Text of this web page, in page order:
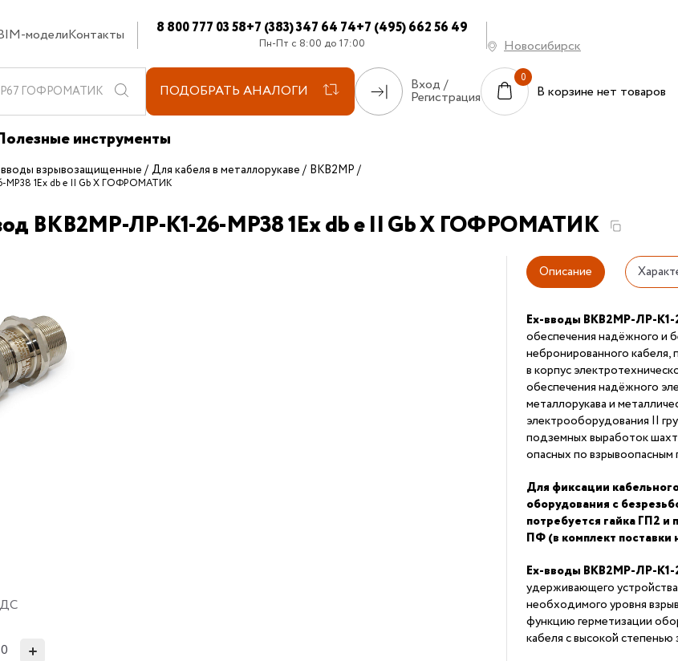
моделиКонтакты 8 800 777 03 58+7 (383) 347 64 74+7 (495) 662 56 49
Пн-Пт с 8:00 до 17:00 Новосибирск
ПОДОБРАТЬ АНАЛОГИ Вход /
Регистрация В корзине нет товаров
инструменты
взрывозащищенные Для кабеля в металлорукаве ВКВ2МР
МР38 1Ex db e II Gb X ГОФРОМАТИК
ВКВ2МР-ЛР-К1-26-МР38 1Ex db e II Gb X ГОФРОМАТИК
Описание
Ex-вводы ВКВ2МР-ЛР-
обеспечения надёжного и
небронированного кабеля,
в корпус
обеспечения надёжного
металлорукава и
электрооборудования II
подземных выработок
опасных по взрывоопасным
Для фиксации
оборудования с
потребуется гайка ГП2 и
ПФ (в комплект поставки
Ex-вводы ВКВ2МР-ЛР-
удерживающего
необходимого уровня
функцию герметизации
кабеля с высокой